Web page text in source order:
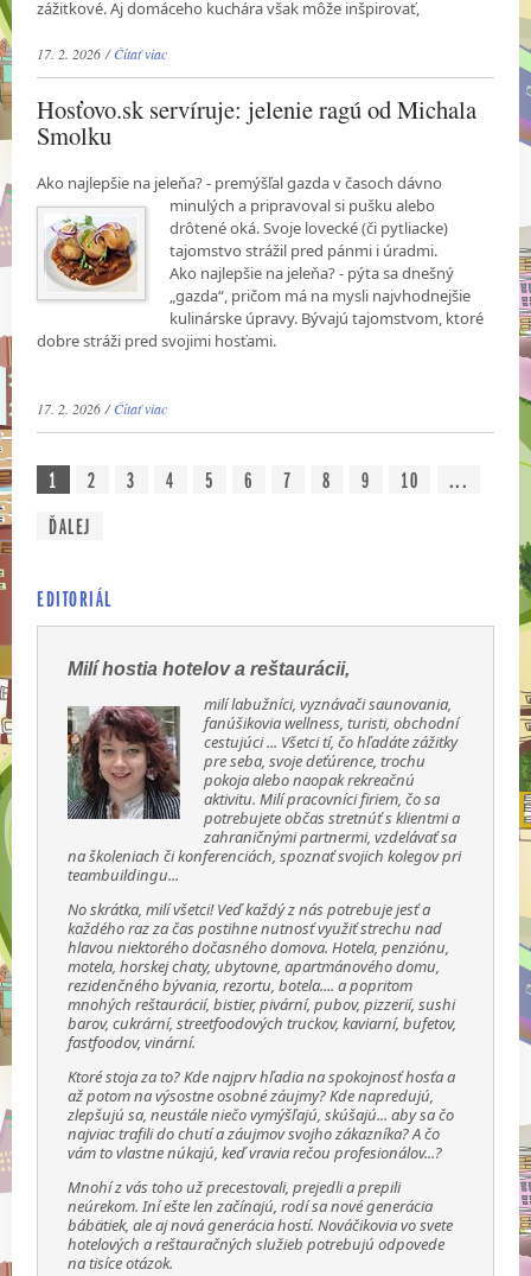
zážitkové. Aj domáceho kuchára však môže inšpirovať,
17. 2. 2026 /Čítať viac
Hosťovo.sk servíruje: jelenie ragú od Michala
Smolku
Ako najlepšie na jeleňa? - premýšľal gazda v časoch dávno
minulých a pripravoval si puškualebo
drôtené oká. Svoje lovecké (či pytliacke)
tajomstvo strážil pred pánmi i úradmi.
Ako najlepšie na jeleňa? - pýta sa dnešný
„gazda“, pričom má na mysli najvhodnejšie
kulinárske úpravy. Bývajú tajomstvom, ktoré
dobre stráži pred svojimi hosťami.
17. 2. 2026 /Čítať viac
1 2 3 4 5 6 7 8 9 10
...
ĎALEJ
EDITORIÁL
Milí hostia hotelov a reštaurácii,
milí labužníci, vyznávači saunovania,
fanúšikovia wellness, turisti, obchodní
cestujúci ... Všetci tí, čo hľadáte zážitky
pre seba, svoje deťúrence, trochu
pokoja alebo naopak rekreačnú
aktivitu. Milí pracovníci firiem, čo sa
potrebujete občas stretnúť s klientmi a
zahraničnými partnermi, vzdelávať sa
na školeniach či konferenciách, spoznať svojich kolegov pri
teambuildingu...
No skrátka, milí všetci! Veď každý z nás potrebuje jesť a
každého raz za čas postihne nutnosť využiť strechu nad
hlavou niektorého dočasného domova. Hotela, penziónu,
motela, horskej chaty, ubytovne, apartmánového domu,
rezidenčného bývania, rezortu, botela.... a popritom
mnohých reštaurácií, bistier, pivární, pubov, pizzerií, sushi
barov, cukrární, streetfoodových truckov, kaviarní, bufetov,
fastfoodov, vinární.
Ktoré stoja za to? Kde najprv hľadia na spokojnosť hosťa a
až potom na výsostne osobné záujmy? Kde napredujú,
zlepšujú sa, neustále niečo vymýšľajú, skúšajú... aby sa čo
najviac trafili do chutí a záujmov svojho zákazníka? A čo
vám to vlastne núkajú, keď vravia rečou profesionálov...?
Mnohí z vás toho už precestovali, prejedli a prepili
neúrekom. Iní ešte len začínajú, rodí sa nové generácia
bábätiek, ale aj nová generácia hostí. Nováčikovia vo svete
hotelových a reštauračných služieb potrebujú odpovede
na tisíce otázok.